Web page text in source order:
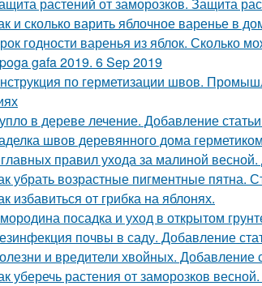
и сколько варить яблочное варенье в
годности варенья из яблок. Сколько
gafa 2019. 6 Sep 2019
по герметизации швов.
в дереве лечение. Добавление
швов деревянного дома
правил ухода за малиной
убрать возрастные пигментные пятна.
избавиться от грибка на яблонях.
посадка и уход в открытом
почвы в саду. Добавление
и вредители хвойных. Добавление
уберечь растения от заморозков